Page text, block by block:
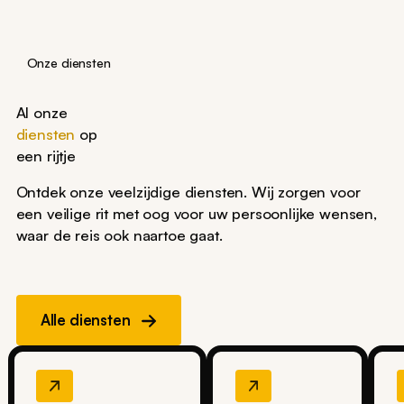
Onze diensten
Al onze
diensten op
een rijtje
Ontdek onze veelzijdige diensten. Wij zorgen voor
een veilige rit met oog voor uw persoonlijke wensen,
waar de reis ook naartoe gaat.
Alle diensten